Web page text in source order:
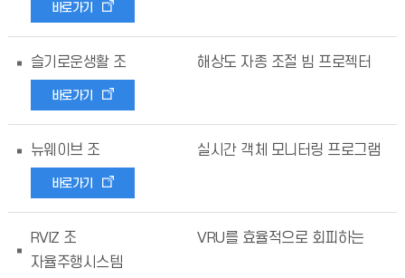
바로가기
슬기로운생활 조 해상도 자종 조절 빔 프로젝터
바로가기
뉴웨이브 조 실시간 객체 모니터링 프로그램
바로가기
RVIZ 조
VRU를 효율적으로 회피하는
자율주행시스템